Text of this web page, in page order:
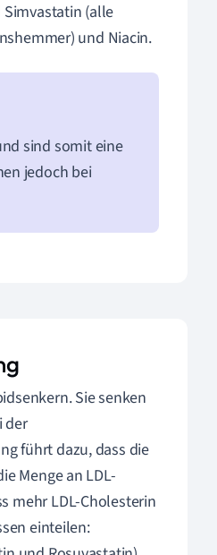
(alle
und Niacin.
sind somit eine
jedoch bei
Sie senken
der
führt dazu, dass die
Menge an LDL-
mehr LDL-Cholesterin
einteilen: